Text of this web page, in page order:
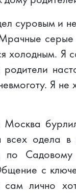
суровым и
холодным. Я
Я не
одела в
по
с
сам лично